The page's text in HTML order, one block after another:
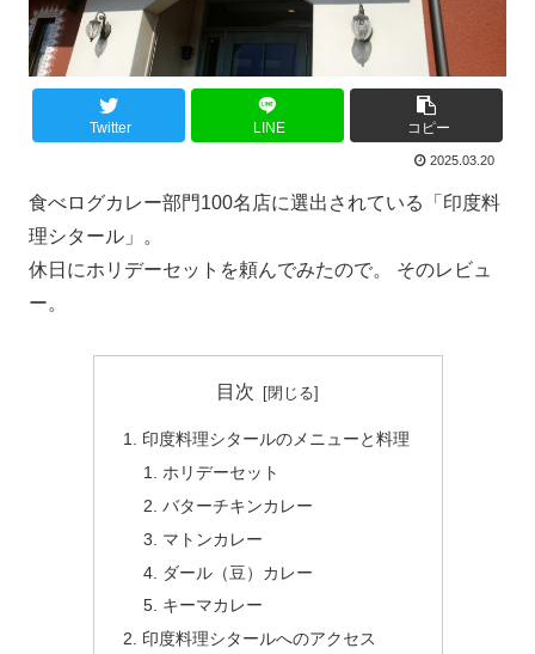
Twitter LINE コピー
2025.03.20
食べログカレー部門100名店に選出されている「印度料
理シタール」。
休日にホリデーセットを頼んでみたので。 そのレビュ
ー。
目次
印度料理シタールのメニューと料理
ホリデーセット
バターチキンカレー
マトンカレー
ダール（豆）カレー
キーマカレー
印度料理シタールへのアクセス